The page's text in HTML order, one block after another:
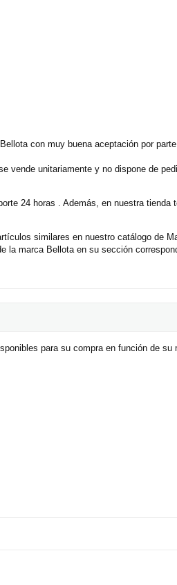
con muy buena aceptación por
vende unitariamente y no dispone de
24 horas . Además, en nuestra tienda
similares en nuestro catálogo de
la marca Bellota en su sección
para su compra en función de su